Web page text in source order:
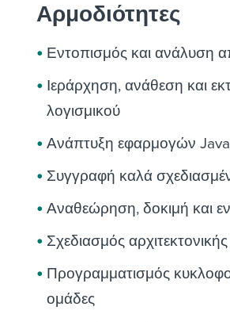
Αρμοδιότητες
Εντοπισμός και ανάλυση
Ιεράρχηση, ανάθεση και
λογισμικού
Ανάπτυξη εφαρμογών Java
Συγγραφή καλά
Αναθεώρηση, δοκιμή και
Σχεδιασμός
Προγραμματισμός
ομάδες